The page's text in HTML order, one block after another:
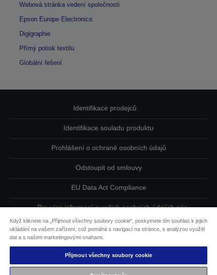
Webová stránka vedení společnosti
Epson Europe Electronics
Digigraphie
Přímý potisk textilu
Globální řešení
Identifikace prodejců
Identifikace souladu produktu
Prohlášení o ochraně osobních údajů
Odstoupit od smlouvy
EU Data Act Compliance
Pro více informací o vašich osobních údajích nás
Informace o souborech cookie
Závazek usnadnění přístupu společnosti Epson
Když kliknete na „Přijmout všechny soubory cookie“, poskytnete tím souhlas k jejich
ukládání na vašem zařízení, což pomáhá s navigací na stránce, s analýzou využití
dat a s našimi marketingovými snahami.
Přijmout všechny soubory cookie